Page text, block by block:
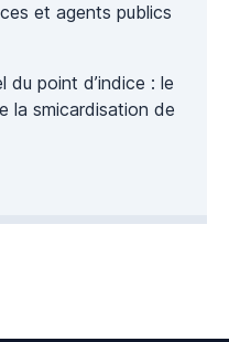
et agents publics
du point d’indice : le
la smicardisation de